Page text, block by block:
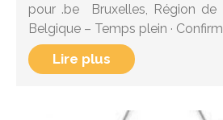
pour .be Bruxelles, Région de
Belgique – Temps plein ·
Lire plus